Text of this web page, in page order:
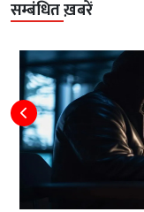
सम्बंधित ख़बरें